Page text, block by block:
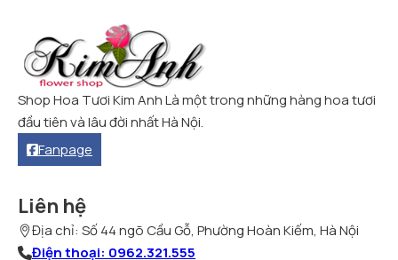
Shop Hoa Tươi Kim Anh Là một trong những hàng hoa tươi
đầu tiên và lâu đời nhất Hà Nội.
Fanpage
Liên hệ
Địa chỉ: Số 44 ngõ Cầu Gỗ, Phường Hoàn Kiếm, Hà Nội
Điện thoại: 0962.321.555